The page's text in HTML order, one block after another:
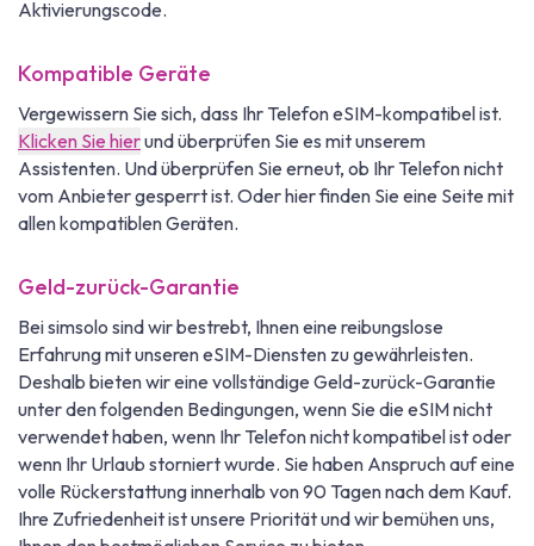
Aktivierungscode.
Kompatible Geräte
Vergewissern Sie sich, dass Ihr Telefon eSIM-kompatibel ist.
Klicken Sie hierund überprüfen Sie es mit unserem
Assistenten. Und überprüfen Sie erneut, ob Ihr Telefon nicht
vom Anbieter gesperrt ist. Oder hier finden Sie eine Seite mit
allen kompatiblen Geräten.
Geld-zurück-Garantie
Bei simsolo sind wir bestrebt, Ihnen eine reibungslose
Erfahrung mit unseren eSIM-Diensten zu gewährleisten.
Deshalb bieten wir eine vollständige Geld-zurück-Garantie
unter den folgenden Bedingungen, wenn Sie die eSIM nicht
verwendet haben, wenn Ihr Telefon nicht kompatibel ist oder
wenn Ihr Urlaub storniert wurde. Sie haben Anspruch auf eine
volle Rückerstattung innerhalb von 90 Tagen nach dem Kauf.
Ihre Zufriedenheit ist unsere Priorität und wir bemühen uns,